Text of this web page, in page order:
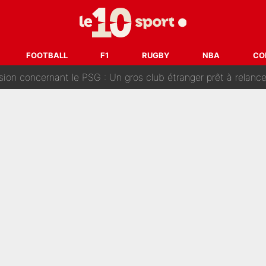
FOOTBALL F1 RUGBY NBA
en 2027 ? L'IA prédit déjà les deux joueurs qui
90 % des Français» : Voilà combien touchait Nelson Monfort sur
le PSG : Un gros club étranger prêt à relancer le feuilleton pour